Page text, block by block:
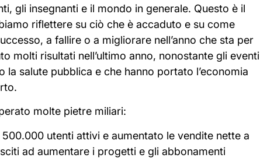
gli insegnanti e il mondo in generale. Questo è il
riflettere su ciò che è accaduto e su come
a fallire o a migliorare nell’anno che sta per
molti risultati nell’ultimo anno, nonostante gli eventi
la salute pubblica e che hanno portato l’economia
molte pietre miliari:
utenti attivi e aumentato le vendite nette a
ad aumentare i progetti e gli abbonamenti